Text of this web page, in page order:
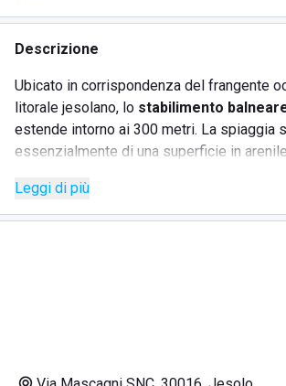
Descrizione
Ubicato in corrispondenza del frangente
litorale jesolano, lo stabilimento
estende intorno ai 300 metri. La spiaggia
essenzialmente di una superficie in
intravedere fondali davvero
un numero di ombrelloni superiore ai
Leggi di più